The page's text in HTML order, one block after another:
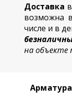
Доставка
возможна
числе и в
на объекте